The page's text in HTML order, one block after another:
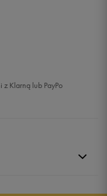
z Klarną lub PayPo